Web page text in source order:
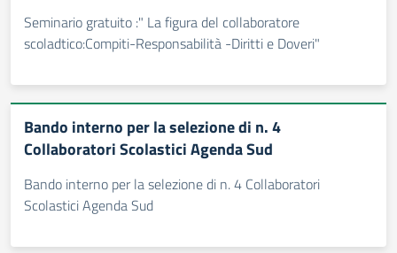
Seminario gratuito :" La figura del collaboratore
scoladtico:Compiti-Responsabilità -Diritti e Doveri"
Bando interno per la selezione di n. 4
Collaboratori Scolastici Agenda Sud
Bando interno per la selezione di n. 4 Collaboratori
Scolastici Agenda Sud